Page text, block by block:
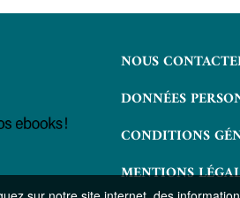
NOUS
DONNÉES
CONDITIONS
MENTIONS